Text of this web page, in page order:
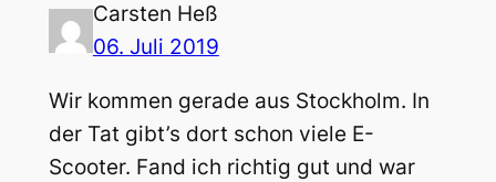
Carsten Heß
06. Juli 2019
Wir kommen gerade aus Stockholm. In
der Tat gibt’s dort schon viele E-
Scooter. Fand ich richtig gut und war